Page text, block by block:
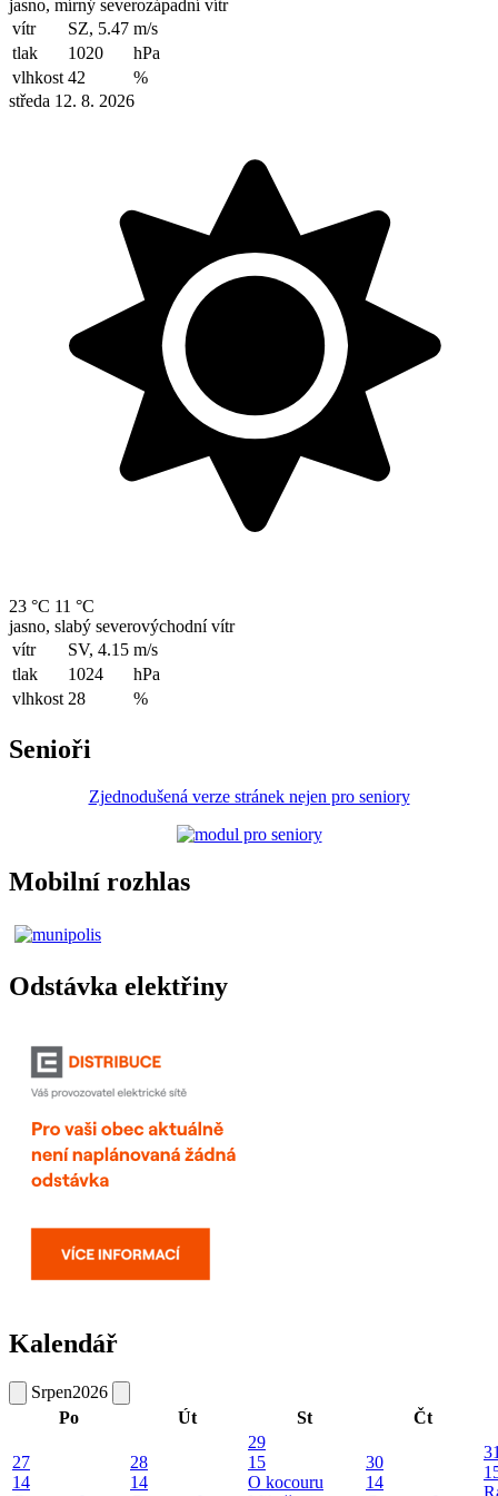
jasno, mírný severozápadní vítr
vítr
SZ, 5.47 m/s
tlak
1020
hPa
vlhkost 42
%
středa 12. 8. 2026
23 °C 11 °C
jasno, slabý severovýchodní vítr
vítr
SV, 4.15 m/s
tlak
1024
hPa
vlhkost 28 %
Senioři
Zjednodušená verze stránek nejen pro seniory
Mobilní rozhlas
Odstávka elektřiny
Kalendář
Srpen2026
Po
Út St Čt
27
14
28
14
29
15
O kocouru
30
14